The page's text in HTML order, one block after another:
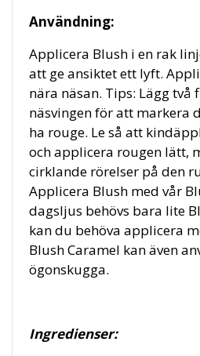
Användning:
Applicera Blush i en rak
att ge ansiktet ett lyft.
nära näsan. Tips: Lägg
näsvingen för att markera
ha rouge. Le så att
och applicera rougen lätt,
cirklande rörelser på den
Applicera Blush med vår
dagsljus behövs bara lite
kan du behöva applicera
Blush Caramel kan även
ögonskugga.
Ingredienser: